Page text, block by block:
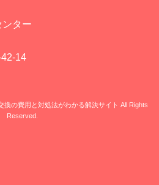
ンター
14
の費用と対処法がわかる解決サイト All Rights
Reserved.